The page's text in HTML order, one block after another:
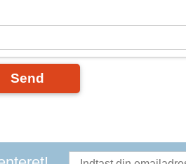
Send